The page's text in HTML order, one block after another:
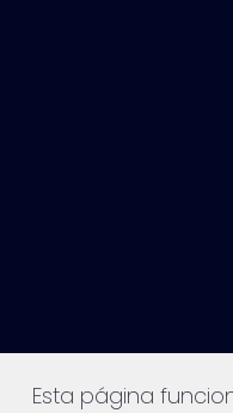
Esta página